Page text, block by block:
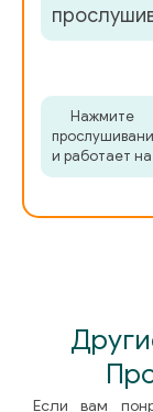
052
054
055
060
и работает
Если вам